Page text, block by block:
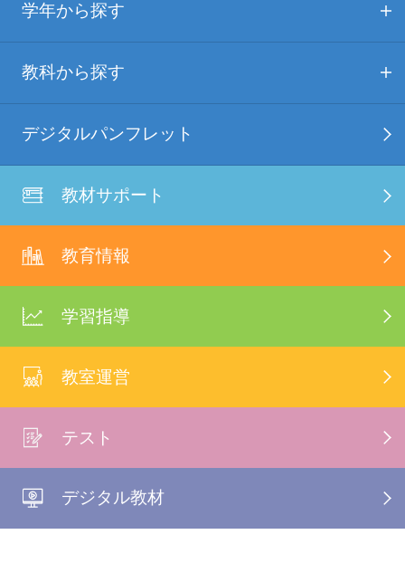
学年から探す
教科から探す
デジタルパンフレット
教材サポート
教育情報
学習指導
教室運営
テスト
デジタル教材